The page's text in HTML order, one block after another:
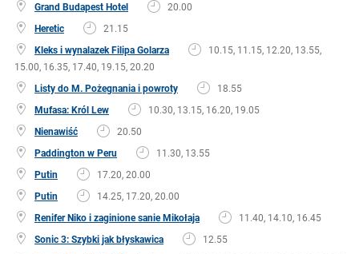
Grand Budapest Hotel
20.00
Heretic
21.15
Kleks i wynalazek Filipa Golarza
10.15, 11.15, 12.20, 13.55,
15.00, 16.35, 17.40, 19.15, 20.20
Listy do M. Pożegnania i powroty
18.55
Mufasa: Król Lew
10.30, 13.15, 16.20, 19.05
Nienawiść
20.50
Paddington w Peru
11.30, 13.55
Putin
17.20, 20.00
Putin
14.25, 17.20, 20.00
Renifer Niko i zaginione sanie Mikołaja
11.40, 14.10, 16.45
Sonic 3: Szybki jak błyskawica
12.55